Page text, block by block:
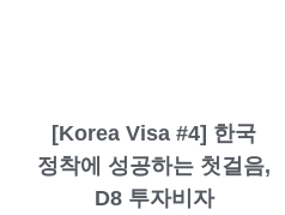
[Korea Visa #4] 한국
정착에 성공하는 첫걸음,
D8 투자비자